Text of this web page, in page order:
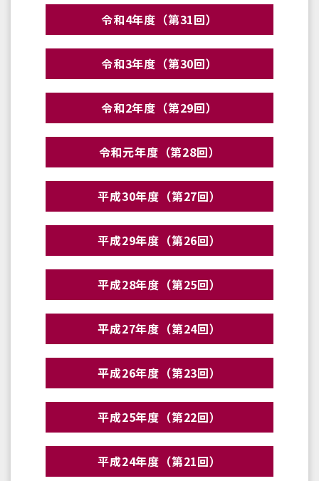
令和4年度（第31回）
令和3年度（第30回）
令和2年度（第29回）
令和元年度（第28回）
平成30年度（第27回）
平成29年度（第26回）
平成28年度（第25回）
平成27年度（第24回）
平成26年度（第23回）
平成25年度（第22回）
平成24年度（第21回）